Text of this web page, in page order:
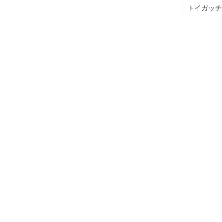
トイガッ